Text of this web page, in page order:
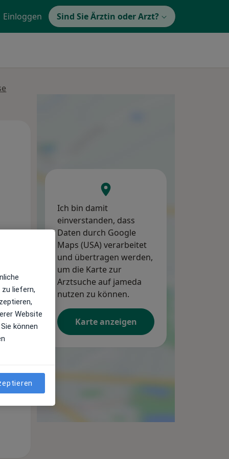
Einloggen Sind Sie Ärztin oder Arzt?
Mi,
12 Aug
Do, Fr,
Ich bin damit
einverstanden, dass
Daten durch Google
Maps (USA) verarbeitet
und übertragen werden,
um die Karte zur
Arztsuche auf jameda
nutzen zu können.
Karte anzeigen
liefern,
Website
können